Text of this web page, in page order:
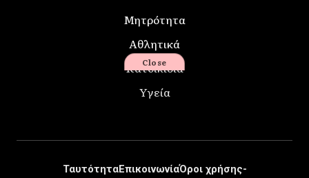
Μητρότητα
Αθλητικά
Κατοικίδια
Υγεία
ΤαυτότηταΕπικοινωνίαΌροι χρήσης-
Close